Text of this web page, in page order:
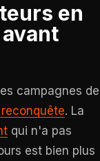
en
campagnes de
. La
qui n'a pas
est bien plus